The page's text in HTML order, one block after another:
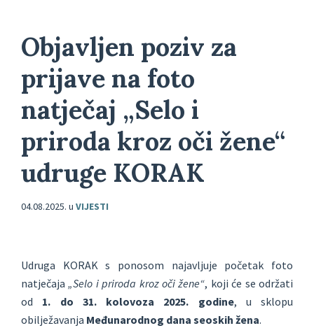
Objavljen poziv za
prijave na foto
natječaj „Selo i
priroda kroz oči žene“
udruge KORAK
04.08.2025. u VIJESTI
Udruga KORAK s ponosom najavljuje početak foto
natječaja„Selo i priroda kroz oči žene“, koji će se održati
od 1. do 31. kolovoza 2025. godine, u sklopu
obilježavanja Međunarodnog dana seoskih žena.